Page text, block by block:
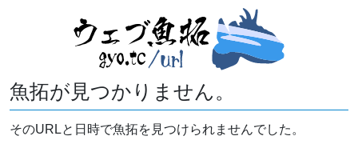
魚拓が見つかりません。
そのURLと日時で魚拓を見つけられませんでした。